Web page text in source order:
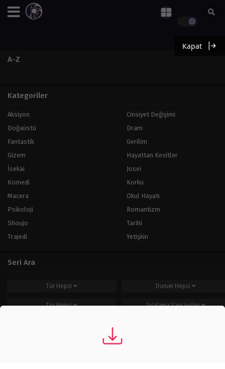
A-Z
Kategoriler
Aksiyon
Cinsiyet Değişimi
Doğaüstü
Dram
Fantastik
Gerilim
Gizem
Hayattan Kesitler
İsekai
Josei
Komedi
Korku
Macera
Okul Hayatı
Psikoloji
Romantizm
Shoujo
Tarihi
Trajedi
Yetişkin
Seri Ara
Tür Hepsi Durum Hepsi
TürHepsi SıralamaVarsayılan
Kapat